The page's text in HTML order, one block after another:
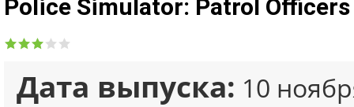
Police Simulator: Patrol
Дата выпуска: 10